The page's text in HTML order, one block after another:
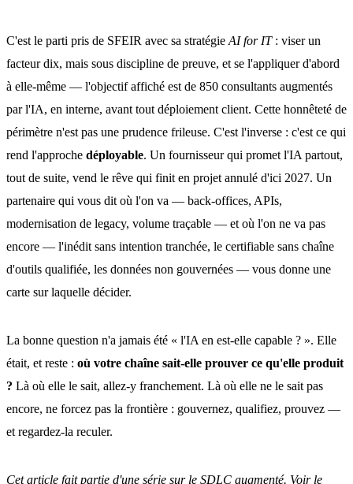
C'est le parti pris de SFEIR avec sa stratégie AI for IT: viser un
facteur dix, mais sous discipline de preuve, et se l'appliquer d'abord
à elle-même — l'objectif affiché est de 850 consultants augmentés
par l'IA, en interne, avant tout déploiement client. Cette honnêteté de
périmètre n'est pas une prudence frileuse. C'est l'inverse : c'est ce qui
rend l'approche déployable. Un fournisseur qui promet l'IA partout,
tout de suite, vend le rêve qui finit en projet annulé d'ici 2027. Un
partenaire qui vous dit où l'on va — back-offices, APIs,
modernisation de legacy, volume traçable — et où l'on ne va pas
encore — l'inédit sans intention tranchée, le certifiable sans chaîne
d'outils qualifiée, les données non gouvernées — vous donne une
carte sur laquelle décider.
La bonne question n'a jamais été « l'IA en est-elle capable ? ». Elle
était, et reste : où votre chaîne sait-elle prouver ce qu'elle produit
? Là où elle le sait, allez-y franchement. Là où elle ne le sait pas
encore, ne forcez pas la frontière : gouvernez, qualifiez, prouvez —
et regardez-la reculer.
Cet article fait partie d'une série sur le SDLC augmenté. Voir le